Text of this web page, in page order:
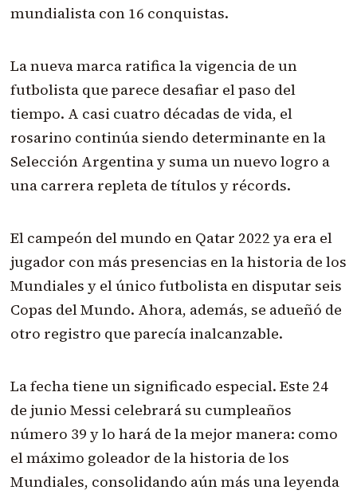
mundialista con 16 conquistas.
La nueva marca ratifica la vigencia de un
futbolista que parece desafiar el paso del
tiempo. A casi cuatro décadas de vida, el
rosarino continúa siendo determinante en la
Selección Argentina y suma un nuevo logro a
una carrera repleta de títulos y récords.
El campeón del mundo en Qatar 2022 ya era el
jugador con más presencias en la historia de los
Mundiales y el único futbolista en disputar seis
Copas del Mundo. Ahora, además, se adueñó de
otro registro que parecía inalcanzable.
La fecha tiene un significado especial. Este 24
de junio Messi celebrará su cumpleaños
número 39 y lo hará de la mejor manera: como
el máximo goleador de la historia de los
Mundiales, consolidando aún más una leyenda